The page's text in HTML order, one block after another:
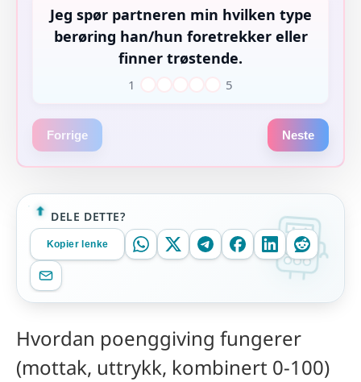
Jeg spør partneren min hvilken type
berøring han/hun foretrekker eller
finner trøstende.
1 5
Forrige Neste
DELE DETTE?
Kopier lenke
Hvordan poenggiving fungerer
(mottak, uttrykk, kombinert 0-100)